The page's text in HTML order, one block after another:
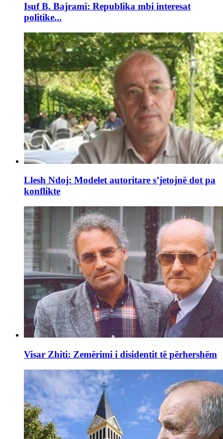
Isuf B. Bajrami: Republika mbi interesat
politike...
Llesh Ndoj: Modelet autoritare s’jetojnë dot pa
konflikte
Visar Zhiti: Zemërimi i disidentit të përhershëm